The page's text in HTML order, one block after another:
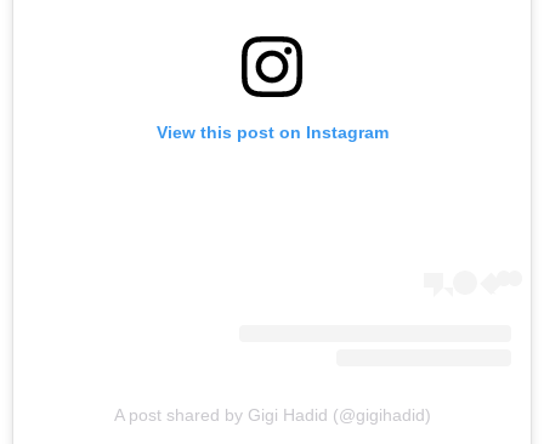
View this post on Instagram
A post shared by Gigi Hadid (@gigihadid)